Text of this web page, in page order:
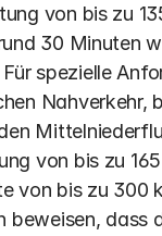
von bis zu
30 Minuten
spezielle
Nahverkehr,
von bis zu
von bis zu 300
beweisen, dass